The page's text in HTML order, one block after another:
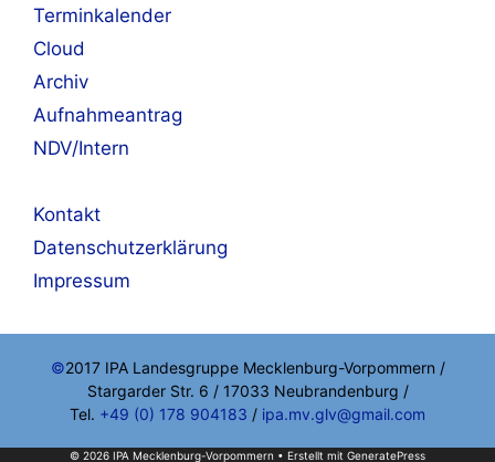
Terminkalender
Cloud
Archiv
Aufnahmeantrag
NDV/Intern
Kontakt
Datenschutzerklärung
Impressum
©2017 IPA Landesgruppe Mecklenburg-Vorpommern /
Stargarder Str. 6 / 17033 Neubrandenburg /
Tel. +49 (0) 178 904183 / ipa.mv.glv@gmail.com
© 2026 IPA Mecklenburg-Vorpommern • Erstellt mit GeneratePress